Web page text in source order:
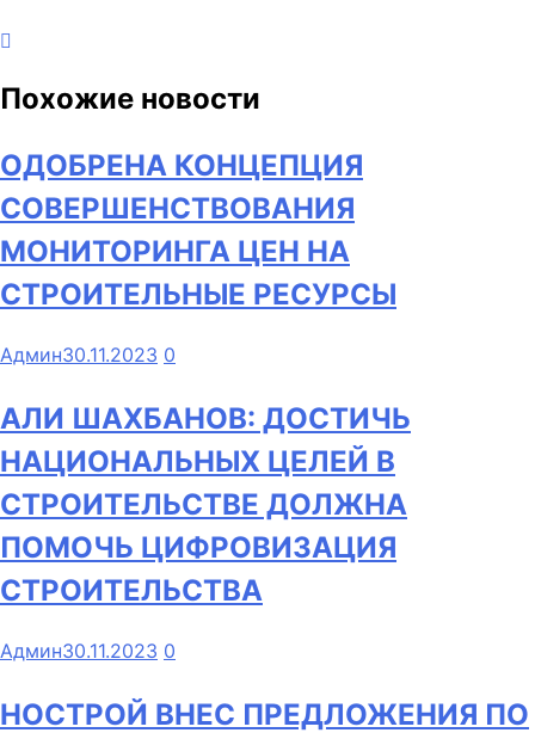
Похожие новости
ОДОБРЕНА КОНЦЕПЦИЯ
СОВЕРШЕНСТВОВАНИЯ
МОНИТОРИНГА ЦЕН НА
СТРОИТЕЛЬНЫЕ РЕСУРСЫ
Админ30.11.2023 0
АЛИ ШАХБАНОВ: ДОСТИЧЬ
НАЦИОНАЛЬНЫХ ЦЕЛЕЙ В
СТРОИТЕЛЬСТВЕ ДОЛЖНА
ПОМОЧЬ ЦИФРОВИЗАЦИЯ
СТРОИТЕЛЬСТВА
Админ30.11.2023 0
НОСТРОЙ ВНЕС ПРЕДЛОЖЕНИЯ ПО